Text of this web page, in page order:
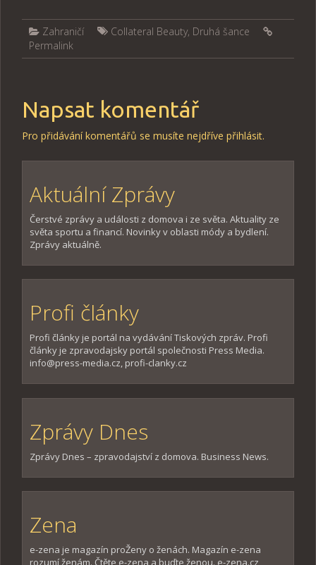
Zahraničí Collateral Beauty, Druhá šance
Permalink
Napsat komentář
Pro přidávání komentářů se musíte nejdříve přihlásit.
Aktuální Zprávy
Čerstvé zprávy a události z domova i ze světa. Aktuality ze
světa sportu a financí. Novinky v oblasti módy a bydlení.
Zprávy aktuálně.
Profi články
Profi články je portál na vydávání Tiskových zpráv. Profi
články je zpravodajsky portál společnosti Press Media.
info@press-media.cz, profi-clanky.cz
Zprávy Dnes
Zprávy Dnes – zpravodajství z domova. Business News.
Zena
e-zena je magazín proŽeny o ženách. Magazín e-zena
rozumí ženám. Čtěte e-zena a buďte ženou. e-zena.cz